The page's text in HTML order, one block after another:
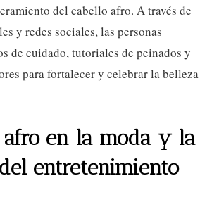
del cabello afro. A través de
y redes sociales, las personas
de cuidado, tutoriales de peinados y
para fortalecer y celebrar la belleza
afro en la moda y la
entretenimiento